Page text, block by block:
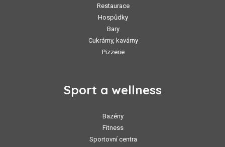
Restaurace
Hospůdky
Bary
Cukrárny, kavárny
Pizzerie
Sport a wellness
Bazény
Fitness
Sportovní centra